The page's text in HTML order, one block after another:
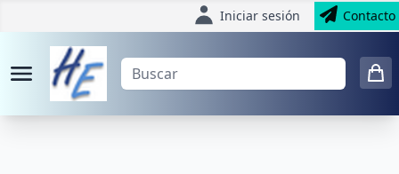
Iniciar sesión Contacto